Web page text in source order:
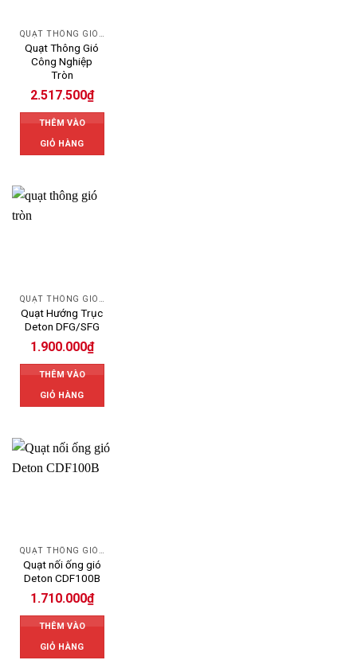
QUẠT THÔNG GIÓ DETON
Quạt Thông Gió
Công Nghiệp
Tròn
2.517.500₫
THÊM VÀO
GIỎ HÀNG
QUẠT THÔNG GIÓ DETON
Quạt Hướng Trục
Deton DFG/SFG
1.900.000₫
THÊM VÀO
GIỎ HÀNG
QUẠT THÔNG GIÓ DETON
Quạt nối ống gió
Deton CDF100B
1.710.000₫
THÊM VÀO
GIỎ HÀNG